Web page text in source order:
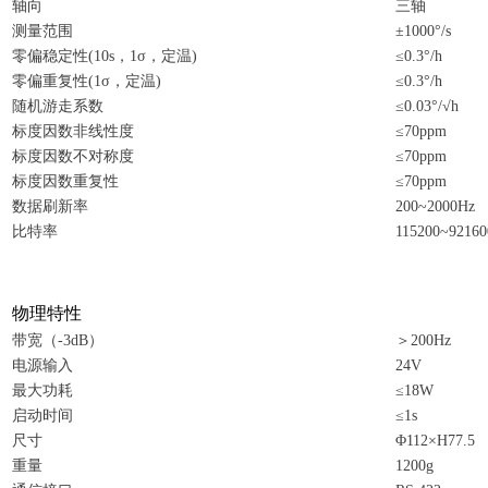
轴向
三轴
测量范围
±1000°/s
零偏稳定性(10s，1σ，定温)
≤0.3°/h
零偏重复性(1σ，定温)
≤0.3°/h
随机游走系数
≤0.03°/√h
标度因数非线性度
≤70ppm
标度因数不对称度
≤70ppm
标度因数重复性
≤70ppm
数据刷新率
200~2000Hz
比特率
物理特性
带宽（-3dB）
＞200Hz
电源输入
24V
最大功耗
≤18W
启动时间
≤1s
尺寸
Φ112×H77.5
重量
1200g